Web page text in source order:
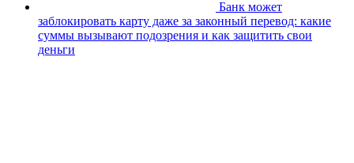
Банк может
заблокировать карту даже за законный перевод: какие
суммы вызывают подозрения и как защитить свои
деньги